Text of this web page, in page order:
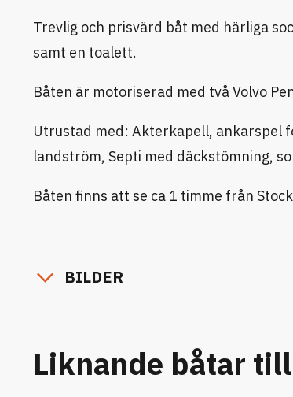
Trevlig och prisvärd båt med härliga
samt en toalett.
Båten är motoriserad med två Volvo
Utrustad med: Akterkapell, ankarspel
landström, Septi med däckstömning,
Båten finns att se ca 1 timme från
BILDER
Liknande båtar